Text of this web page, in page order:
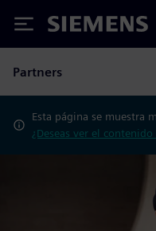
Siemens
Partners
Esta página se muestra
¿Deseas ver el